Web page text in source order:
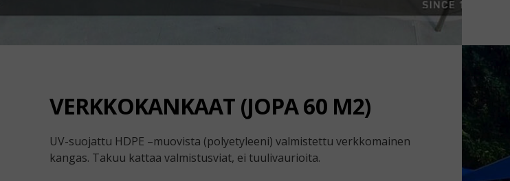
VERKKOKANKAAT (JOPA 60 M2)
UV-suojattu HDPE –muovista (polyetyleeni) valmistettu verkkomainen
kangas. Takuu kattaa valmistusviat, ei tuulivaurioita.